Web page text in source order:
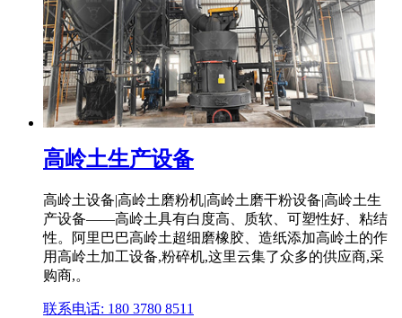
高岭土生产设备
高岭土设备|高岭土磨粉机|高岭土磨干粉设备|高岭土生
产设备——高岭土具有白度高、质软、可塑性好、粘结
性。阿里巴巴高岭土超细磨橡胶、造纸添加高岭土的作
用高岭土加工设备,粉碎机,这里云集了众多的供应商,采
购商,。
联系电话: 180 3780 8511